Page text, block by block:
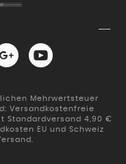
Mehrwertsteuer
Versandkostenfreie
Standardversand 4,90 €
EU und Schweiz